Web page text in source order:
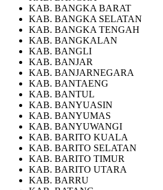
KAB. BANGKA BARAT
KAB. BANGKA SELATAN
KAB. BANGKA TENGAH
KAB. BANGKALAN
KAB. BANGLI
KAB. BANJAR
KAB. BANJARNEGARA
KAB. BANTAENG
KAB. BANTUL
KAB. BANYUASIN
KAB. BANYUMAS
KAB. BANYUWANGI
KAB. BARITO KUALA
KAB. BARITO SELATAN
KAB. BARITO TIMUR
KAB. BARITO UTARA
KAB. BARRU